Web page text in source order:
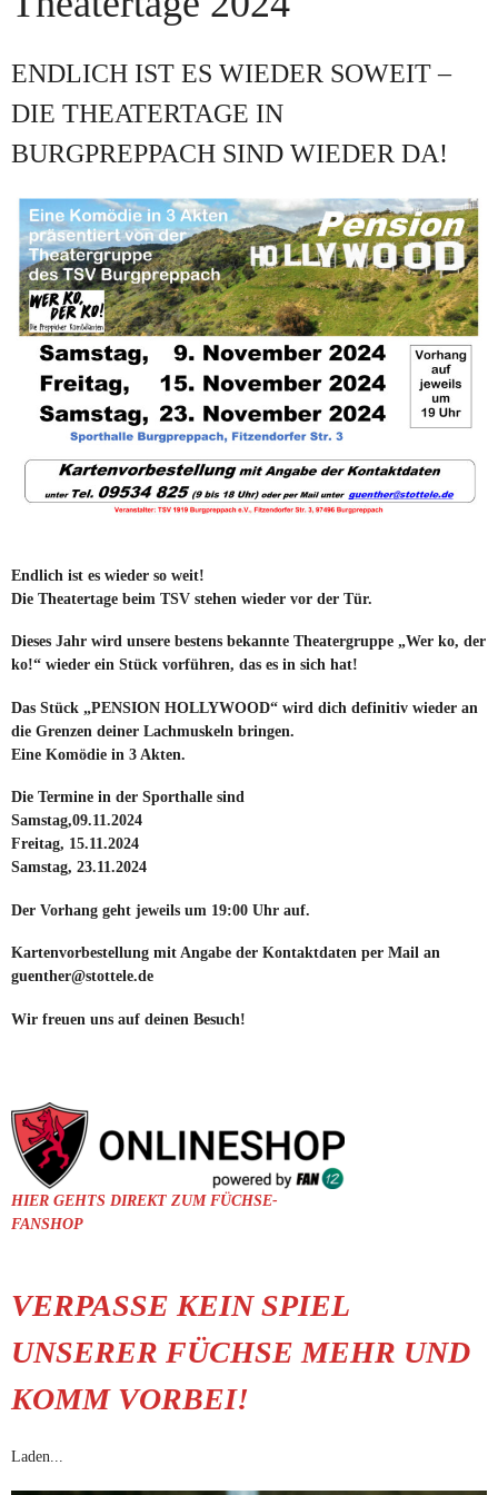
ENDLICH IST ES WIEDER SOWEIT –
DIE THEATERTAGE IN
BURGPREPPACH SIND WIEDER DA!
Endlich ist es wieder so weit!
Die Theatertage beim TSV stehen wieder vor der Tür.
Dieses Jahr wird unsere bestens bekannte Theatergruppe „Wer ko, der
ko!“ wieder ein Stück vorführen, das es in sich hat!
Das Stück „PENSION HOLLYWOOD“ wird dich definitiv wieder an
die Grenzen deiner Lachmuskeln bringen.
Eine Komödie in 3 Akten.
Die Termine in der Sporthalle sind
Samstag,09.11.2024
Freitag, 15.11.2024
Samstag, 23.11.2024
Der Vorhang geht jeweils um 19:00 Uhr auf.
Kartenvorbestellung mit Angabe der Kontaktdaten per Mail an
guenther@stottele.de
Wir freuen uns auf deinen Besuch!
HIER GEHTS DIREKT ZUM FÜCHSE-
FANSHOP
VERPASSE KEIN SPIEL
UNSERER FÜCHSE MEHR UND
KOMM VORBEI!
Laden...